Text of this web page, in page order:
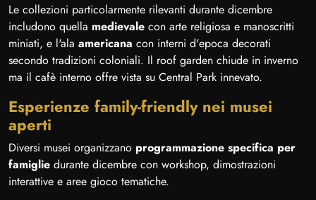
Le collezioni particolarmente rilevanti durante dicembre
includono quella medievale con arte religiosa e manoscritti
miniati, e l'ala americana con interni d'epoca decorati
secondo tradizioni coloniali. Il roof garden chiude in inverno
ma il cafè interno offre vista su Central Park innevato.
Esperienze family-friendly nei musei
aperti
Diversi musei organizzano programmazione specifica per
famiglie durante dicembre con workshop, dimostrazioni
interattive e aree gioco tematiche.